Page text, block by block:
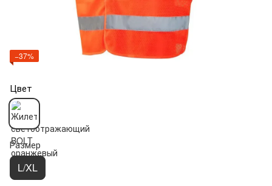
−37%
Цвет
Размер
L/XL